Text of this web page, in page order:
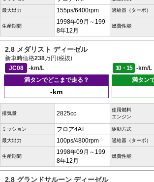
最大出力 155ps/6400rpm 過給器（ターボ）
生産期間
1998年09月～199
8年12月
燃費性能
2.8 メダリスト ディーゼル
新車時価格238万円(税抜)
JC08
-km/L 10・15
-km/L
満タンでどこまで走る？
-km
満タン
排気量 2825cc
使用燃料
エンジン
ミッション フロア4AT 駆動方式
最大出力 100ps/4800rpm 過給器（ターボ）
生産期間
1998年09月～199
8年12月
燃費性能
2.8 グランドサルーン ディーゼル